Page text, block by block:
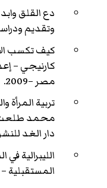
دع القلق
وتقديم
كيف تكسب
كارنيجي –
مصر –2009.
تربية
محمد طلعت
دار الغد للنشر
الليبرالية
المستقبلية –